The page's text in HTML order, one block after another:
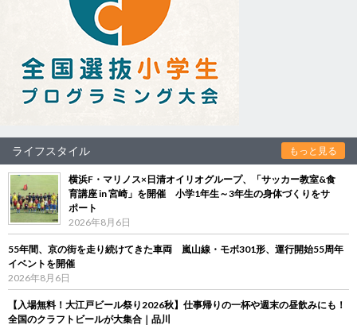
ライフスタイル もっと見る
横浜F・マリノス×日清オイリオグループ、「サッカー教室&食
育講座 in 宮崎」を開催 小学1年生～3年生の身体づくりをサ
ポート
2026年8月6日
55年間、京の街を走り続けてきた車両 嵐山線・モボ301形、運行開始55周年
イベントを開催
2026年8月6日
【入場無料！大江戸ビール祭り2026秋】仕事帰りの一杯や週末の昼飲みにも！
全国のクラフトビールが大集合｜品川